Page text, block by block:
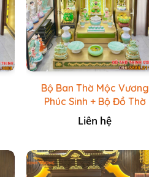
Bộ Ban Thờ Mộc Vương
Phúc Sinh + Bộ Đồ Thờ
Xanh Đá HR
Liên hệ